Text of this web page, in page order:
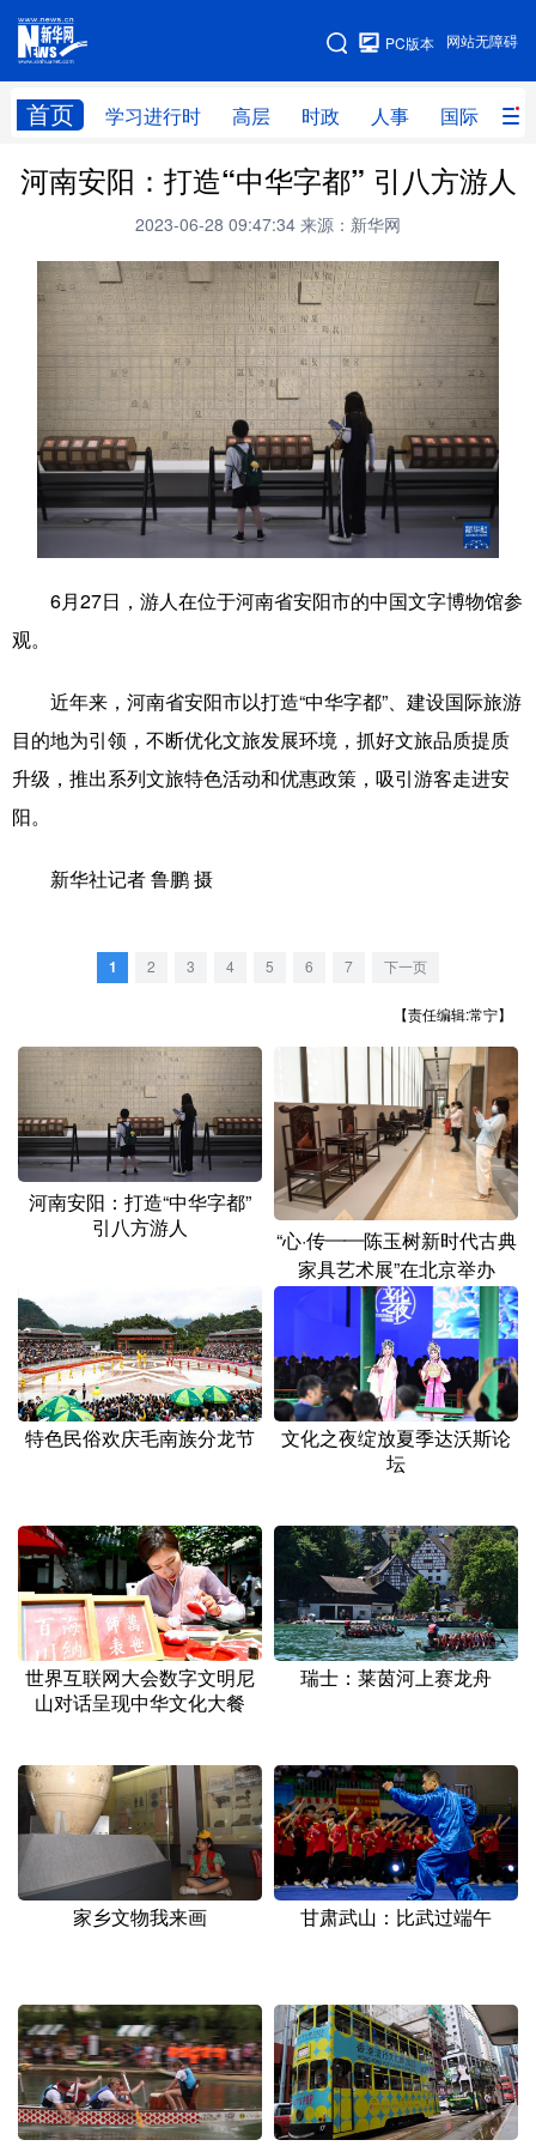
网站无障碍
PC版本
首页 学习进行时 高层 时政 人事 国际 财
网站地图
学习进行时 高层 时政 人事
财经 网评
台湾 思客智库 全球连线 教育
科创 量子
文化 健康 军事
访谈 视频 图片 政务
法律 中央文件 金融 汽车
食品 人居 信息化 数字经济
公益 一带一路 亚太网 上市公司
文化产业
地方频道
吉林
江西
山东 湖北 湖南
广东 广西 海南 重庆
四川 贵州 云南 西藏
陕西 宁夏
黑龙江
多语种频道
English Español Français عربى
河南安阳：打造“中华字都” 引八方游人
2023-06-28 09:47:34 来源：新华网
6月27日，游人在位于河南省安阳市的中国文字博物馆参
观。
近年来，河南省安阳市以打造“中华字都”、建设国际旅游
目的地为引领，不断优化文旅发展环境，抓好文旅品质提质
升级，推出系列文旅特色活动和优惠政策，吸引游客走进安
阳。
新华社记者 鲁鹏 摄
1 2 3 4 5 6 7 下一页
【责任编辑:常宁】
河南安阳：打造“中华字都”
引八方游人
“心·传——陈玉树新时代古典
家具艺术展”在北京举办
特色民俗欢庆毛南族分龙节
文化之夜绽放夏季达沃斯论
坛
世界互联网大会数字文明尼
山对话呈现中华文化大餐
瑞士：莱茵河上赛龙舟
家乡文物我来画 甘肃武山：比武过端午